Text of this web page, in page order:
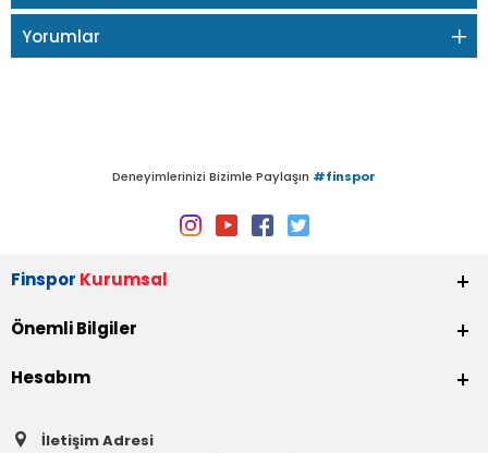
Yorumlar
Deneyimlerinizi Bizimle Paylaşın #finspor
Finspor Kurumsal
Önemli Bilgiler
Hesabım
İletişim Adresi